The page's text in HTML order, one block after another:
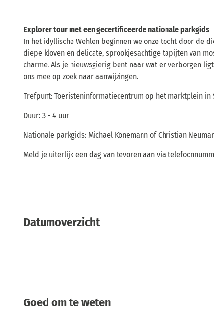
Explorer tour met een gecertificeerde nationale parkgids
In het idyllische Wehlen beginnen we onze tocht door de
diepe kloven en delicate, sprookjesachtige tapijten van
charme. Als je nieuwsgierig bent naar wat er verborgen
ons mee op zoek naar aanwijzingen.
Trefpunt: Toeristeninformatiecentrum op het marktplein in
Duur: 3 - 4 uur
Nationale parkgids: Michael Könemann of Christian
Meld je uiterlijk een dag van tevoren aan via
Datumoverzicht
Goed om te weten